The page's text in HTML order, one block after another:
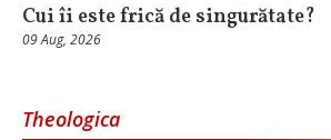
Cui îi este frică de singurătate?
09 Aug, 2026
Theologica